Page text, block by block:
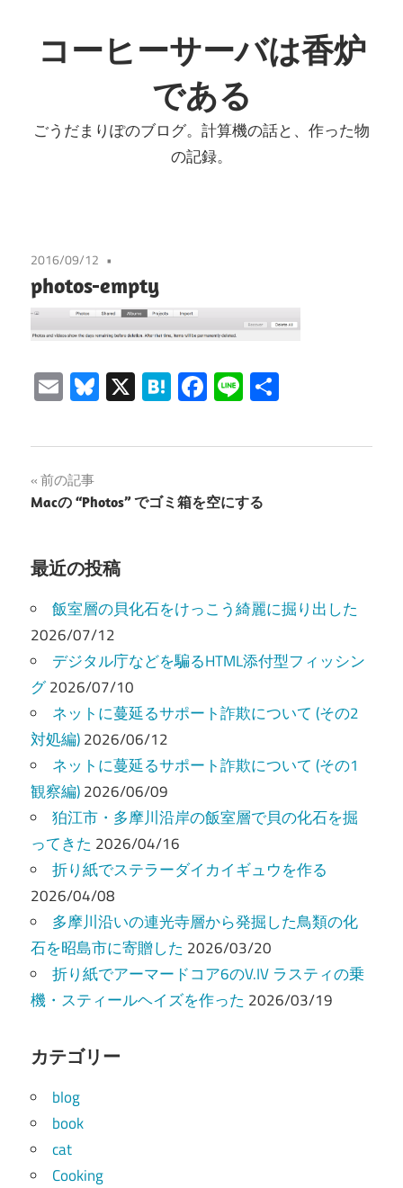
ン
テ
へ
コーヒーサーバは香炉
である
ごうだまりぽのブログ。計算機の話と、作った物
の記録。
2016/09/12
photos-empty
EmailBluesky
X Hatena
Facebook
Line
投
稿
ナ
ビ
ゲ
ー
シ
ョ
ン
前の記事
Macの “Photos” でゴミ箱を空にする
最近の投稿
飯室層の貝化石をけっこう綺麗に掘り出した
2026/07/12
デジタル庁などを騙るHTML添付型フィッシン
グ2026/07/10
ネットに蔓延るサポート詐欺について (その2
対処編)2026/06/12
ネットに蔓延るサポート詐欺について (その1
観察編)2026/06/09
狛江市・多摩川沿岸の飯室層で貝の化石を掘
ってきた 2026/04/16
折り紙でステラーダイカイギュウを作る
2026/04/08
多摩川沿いの連光寺層から発掘した鳥類の化
石を昭島市に寄贈した 2026/03/20
折り紙でアーマードコア6のV.IV ラスティの乗
機・スティールヘイズを作った 2026/03/19
カテゴリー
blog
book
cat
Cooking